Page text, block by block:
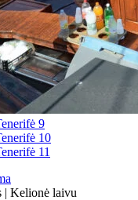
| Kelionė laivu